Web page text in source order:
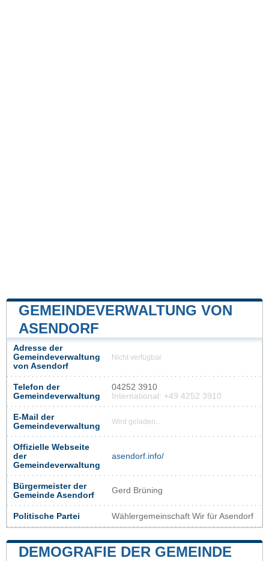
GEMEINDEVERWALTUNG VON
ASENDORF
Adresse der
Gemeindeverwaltung
von Asendorf
Nicht verfügbar
Telefon der
Gemeindeverwaltung
04252 3910
International: +49 4252 3910
E-Mail der
Gemeindeverwaltung
Wird geladen...
Offizielle Webseite
der
Gemeindeverwaltung
asendorf.info/
Bürgermeister der
Gemeinde Asendorf
Gerd Brüning
Politische Partei Wählergemeinschaft Wir für Asendorf
DEMOGRAFIE DER GEMEINDE